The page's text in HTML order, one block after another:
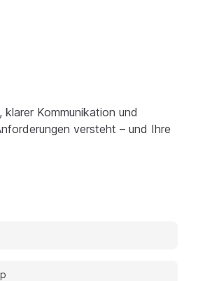
Kommunikation und
versteht – und Ihre